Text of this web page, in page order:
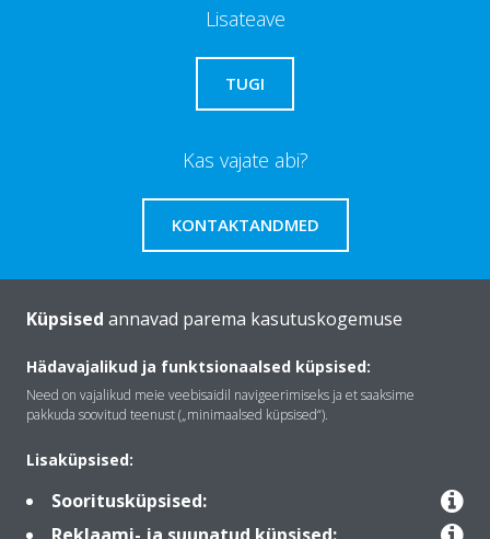
Lisateave
TUGI
Kas vajate abi?
KONTAKTANDMED
Tutvustus Daikin
Kontakt
Küpsised annavad parema kasutuskogemuse
Hädavajalikud ja funktsionaalsed küpsised:
Need on vajalikud meie veebisaidil navigeerimiseks ja et saaksime
pakkuda soovitud teenust („minimaalsed küpsised“).
Lisaküpsised:
Sooritusküpsised: